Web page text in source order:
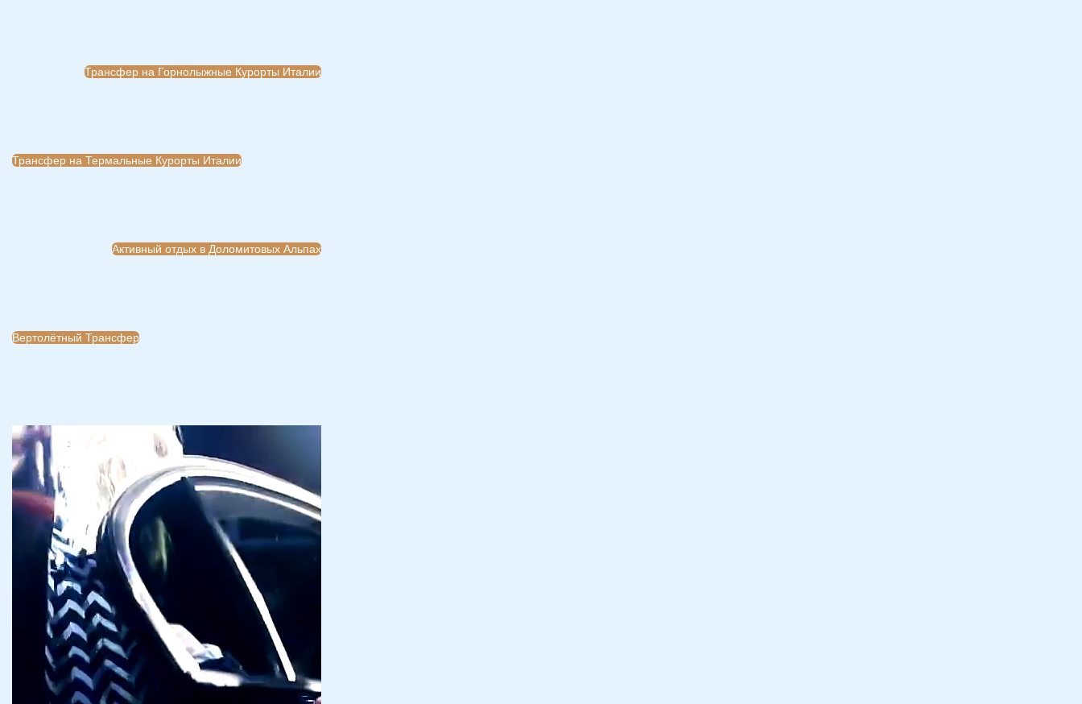
Трансфер на Горнолыжные Курорты Италии
Трансфер на Термальные Курорты Италии
Активный отдых в Доломитовых Альпах
Вертолётный Трансфер